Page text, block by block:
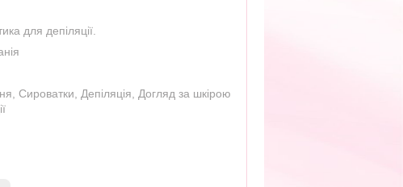
для депіляції.
Сироватки Депіляція
Догляд за шкірою